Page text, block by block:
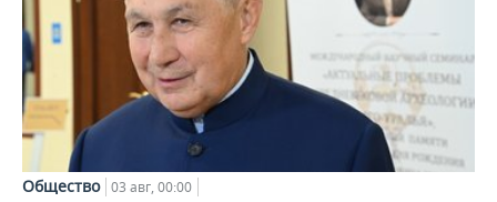
Общество 03 авг, 00:00